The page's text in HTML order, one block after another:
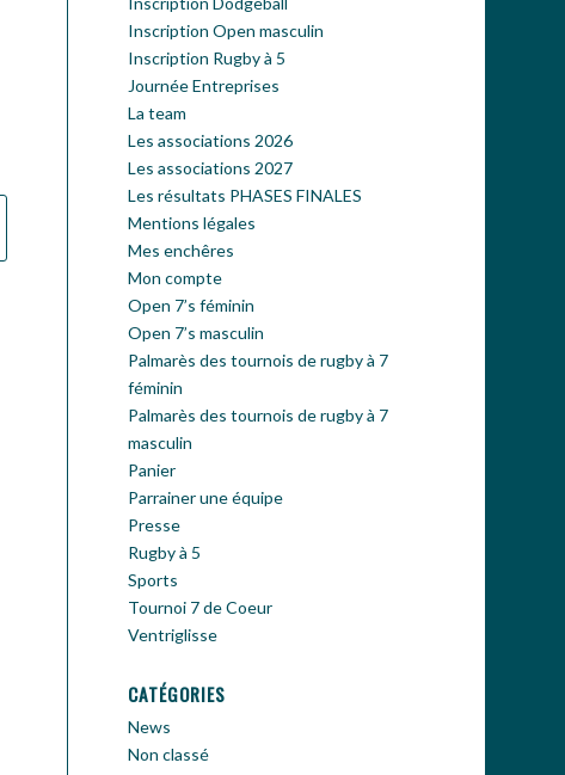
Inscription Open masculin
Inscription Rugby à 5
Journée Entreprises
La team
Les associations 2026
Les associations 2027
Les résultats PHASES FINALES
Mentions légales
Mes enchêres
Mon compte
Open 7’s féminin
Open 7’s masculin
Palmarès des tournois de rugby à 7
féminin
Palmarès des tournois de rugby à 7
masculin
Panier
Parrainer une équipe
Presse
Rugby à 5
Sports
Tournoi 7 de Coeur
Ventriglisse
CATÉGORIES
News
Non classé